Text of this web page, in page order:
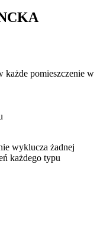
każde pomieszczenie w
wyklucza żadnej
każdego typu